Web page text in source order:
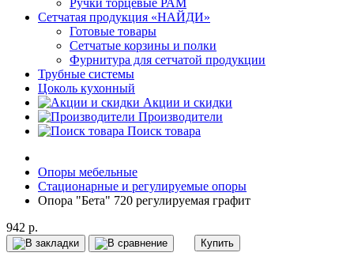
Ручки торцевые РАМ
Сетчатая продукция «НАЙДИ»
Готовые товары
Сетчатые корзины и полки
Фурнитура для сетчатой продукции
Трубные системы
Цоколь кухонный
Акции и скидки
Производители
Поиск товара
Опоры мебельные
Стационарные и регулируемые опоры
Опора "Бета" 720 регулируемая графит
942 р.
Купить